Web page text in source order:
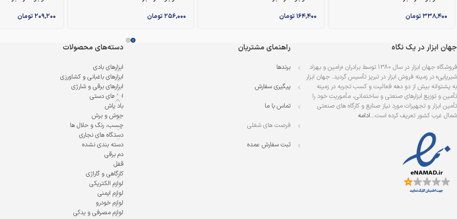
۳۳۸,۴۰۰تومان
۱۶۴,۴۰۰تومان
۲۵۶,۰۰۰تومان
۲۰۹,۲۰۰تومان
جهان ابزار در یک نگاه
فروشگاه جهان ابزار در سال 1380 توسط برادران «رامین و بهزاد
شیرپایی» در زمینه فروش ابزار در تبریز تأسیس گردید. جهان ابزار
به پشتوانه بیش از دو دهه فعالیت و کسب تجربه در زمینه
تأمین و توزیع ابزارهای صنعتی و ساختمانی، مأموریت خود را
تأمین ابزار و تجهیزات مورد نیاز صنایع و کارگاه های صنعتی
شمال غرب کشور تعریف کرده است…ادامه
راهنمای مشتریان
برندها
پیگیری سفارش
تماس با ما
فرصت های شغلی
ثبت سفارش عمده
دسته‌های محصولات
ابزارهای بادی
ابزارهای باغبانی و کشاورزی
ابزارهای برقی و شارژی
ابزارهای دستی
باد پاش
جوش و برش
چسب، رنگ و حلال ها
دستگاه های نجاری
دسته بندی نشده
دم برقی
قفل
کارگاهی و گاراژی
لوازم الکتریکی
لوازم ایمنی
لوازم خودرو
لوازم مصرفی و یدکی